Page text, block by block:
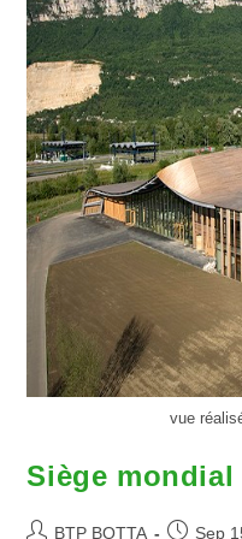
vue
Siège
BTP BOTTA Sep